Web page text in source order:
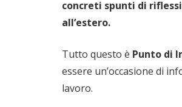
concreti spunti di
all’estero.
Tutto questo è Punto di
essere un’occasione di
lavoro.